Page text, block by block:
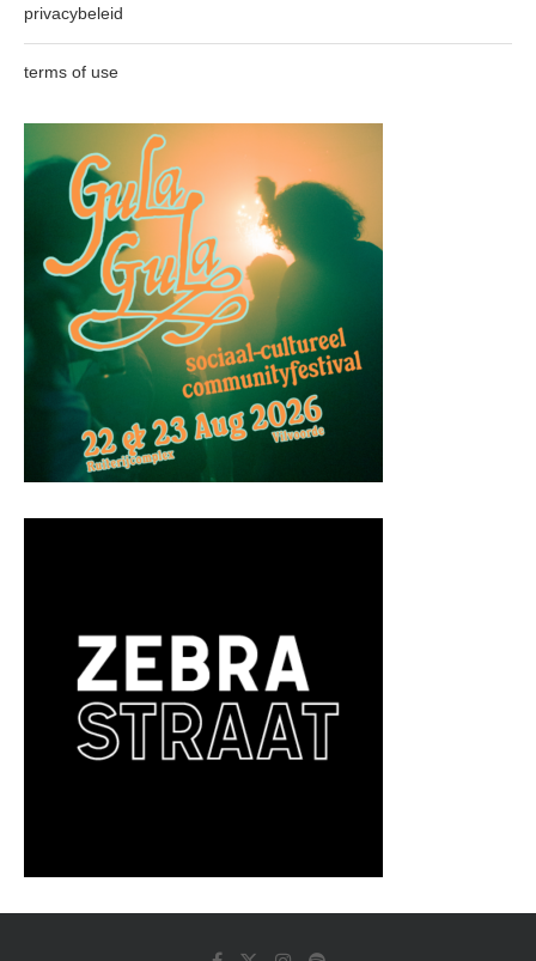
privacybeleid
terms of use